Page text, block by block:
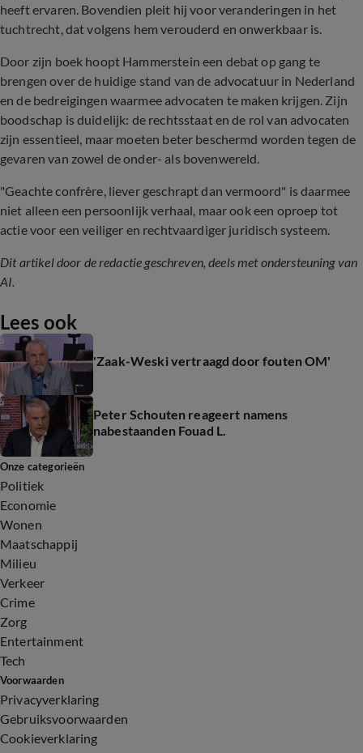
heeft ervaren. Bovendien pleit hij voor veranderingen in het
tuchtrecht, dat volgens hem verouderd en onwerkbaar is.
Door zijn boek hoopt Hammerstein een debat op gang te
brengen over de huidige stand van de advocatuur in Nederland
en de bedreigingen waarmee advocaten te maken krijgen. Zijn
boodschap is duidelijk: de rechtsstaat en de rol van advocaten
zijn essentieel, maar moeten beter beschermd worden tegen de
gevaren van zowel de onder- als bovenwereld.
"Geachte confrère, liever geschrapt dan vermoord" is daarmee
niet alleen een persoonlijk verhaal, maar ook een oproep tot
actie voor een veiliger en rechtvaardiger juridisch systeem.
Dit artikel door de redactie geschreven, deels met ondersteuning van
AI.
Lees ook
'Zaak-Weski vertraagd door fouten OM'
Peter Schouten reageert namens
nabestaanden Fouad L.
Onze categorieën
Politiek
Economie
Wonen
Maatschappij
Milieu
Verkeer
Crime
Zorg
Entertainment
Tech
Voorwaarden
Privacyverklaring
Gebruiksvoorwaarden
Cookieverklaring